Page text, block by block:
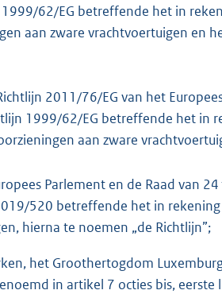
62/EG betreffende het in
aan zware vrachtvoertuigen en
2011/76/EG van het
1999/62/EG betreffende het in
aan zware
Parlement en de Raad van
520 betreffende het in
hierna te noemen „de Richtlijn”;
het Groothertogdom
in artikel 7 octies bis, eerste